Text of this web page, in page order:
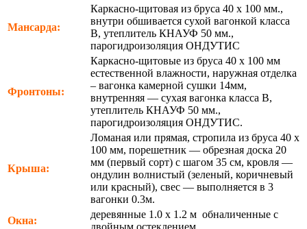
Мансарда:
Каркасно-щитовая из бруса 40 х 100 мм.,
внутри обшивается сухой вагонкой класса
В, утеплитель КНАУФ 50 мм.,
парогидроизоляция ОНДУТИС
Фронтоны:
Каркасно-щитовые из бруса 40 х 100 мм
естественной влажности, наружная отделка
– вагонка камерной сушки 14мм,
внутренняя — сухая вагонка класса В,
утеплитель КНАУФ 50 мм.,
парогидроизоляция ОНДУТИС.
Крыша:
Ломаная или прямая, стропила из бруса 40 х
100 мм, порешетник — обрезная доска 20
мм (первый сорт) с шагом 35 см, кровля —
ондулин волнистый (зеленый, коричневый
или красный), свес — выполняется в 3
вагонки 0.3м.
Окна:
деревянные 1.0 х 1.2 м обналиченные с
двойным остеклением.